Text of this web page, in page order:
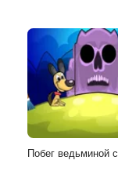
Побег ведьминой